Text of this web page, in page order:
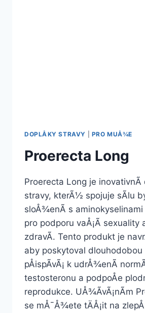
DOPLÅKY STRAVY PRO MUÅ¾E
Proerecta Long
Proerecta Long je inovativnÃ­
stravy, kterÃ½ spojuje sÃ­lu
sloÅ¾enÃ­ s
pro podporu vaÅ¡Ã­ sexuality
zdravÃ­. Tento produkt je
aby poskytoval dlouhodobou
pÅispÃ­vÃ¡ k udrÅ¾enÃ­
testosteronu a podpoÅe
reprodukce. UÅ¾Ã­vÃ¡nÃ­m
se mÅ¯Å¾ete tÄÅ¡it na